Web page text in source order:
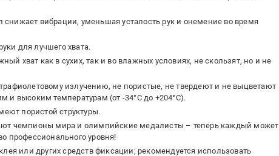
вибрации, уменьшая усталость рук и онемение во время
для лучшего хвата.
хват как в сухих, так и во влажных условиях, не скользят, но и не
излучению, не пористые, не твердеют и не выцветают
и высоким температурам (от -34°C до +204°C).
пористой структуры.
чемпионы мира и олимпийские медалисты – теперь каждый может
профессионального уровня!
или других средств фиксации; рекомендуется использовать